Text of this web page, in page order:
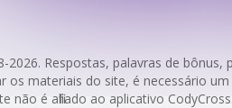
2026. Respostas, palavras de bônus,
os materiais do site, é necessário
não é afiliado ao aplicativo